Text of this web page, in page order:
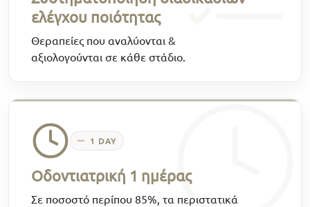
ελέγχου ποιότητας
Θεραπείες που αναλύονται &
αξιολογούνται σε κάθε στάδιο.
1 DAY
Οδοντιατρική 1 ημέρας
Σε ποσοστό περίπου 85%, τα περιστατικά